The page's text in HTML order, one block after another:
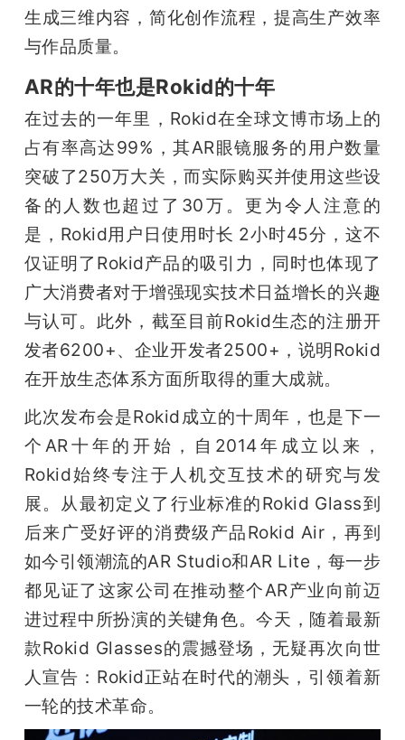
生成三维内容，简化创作流程，提高生产效率
与作品质量。
AR的十年也是Rokid的十年
在过去的一年里，Rokid在全球文博市场上的
占有率高达99%，其AR眼镜服务的用户数量
突破了250万大关，而实际购买并使用这些设
备的人数也超过了30万。更为令人注意的
是，Rokid用户日使用时长 2小时45分，这不
仅证明了Rokid产品的吸引力，同时也体现了
广大消费者对于增强现实技术日益增长的兴趣
与认可。此外，截至目前Rokid生态的注册开
发者6200+、企业开发者2500+，说明Rokid
在开放生态体系方面所取得的重大成就。
此次发布会是Rokid成立的十周年，也是下一
个AR十年的开始，自2014年成立以来，
Rokid始终专注于人机交互技术的研究与发
展。从最初定义了行业标准的Rokid Glass到
后来广受好评的消费级产品Rokid Air，再到
如今引领潮流的AR Studio和AR Lite，每一步
都见证了这家公司在推动整个AR产业向前迈
进过程中所扮演的关键角色。今天，随着最新
款Rokid Glasses的震撼登场，无疑再次向世
人宣告：Rokid正站在时代的潮头，引领着新
一轮的技术革命。